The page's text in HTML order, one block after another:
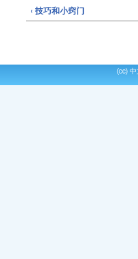
‹ 技巧和小窍门
(cc)中